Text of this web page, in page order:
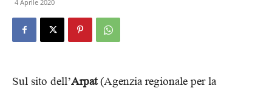
4 Aprile 2020
Sul sito dell’Arpat(Agenzia regionale per la